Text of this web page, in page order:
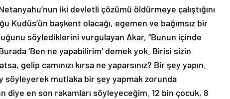
iki devletli çözümü öldürmeye çalıştığını
Kudüs’ün başkent olacağı, egemen ve bağımsız bir
söylediklerini vurgulayan Akar, “Bunun içinde
‘Ben ne yapabilirim’ demek yok. Birisi sizin
gelip camınızı kırsa ne yaparsınız? Bir şey yapın.
söyleyerek mutlaka bir şey yapmak zorunda
diye en son rakamları söyleyeceğim. 12 bin çocuk, 8